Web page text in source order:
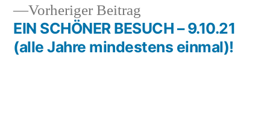
Vorheriger Beitrag
Beitrag:
EIN SCHÖNER BESUCH – 9.10.21
(alle Jahre mindestens einmal)!